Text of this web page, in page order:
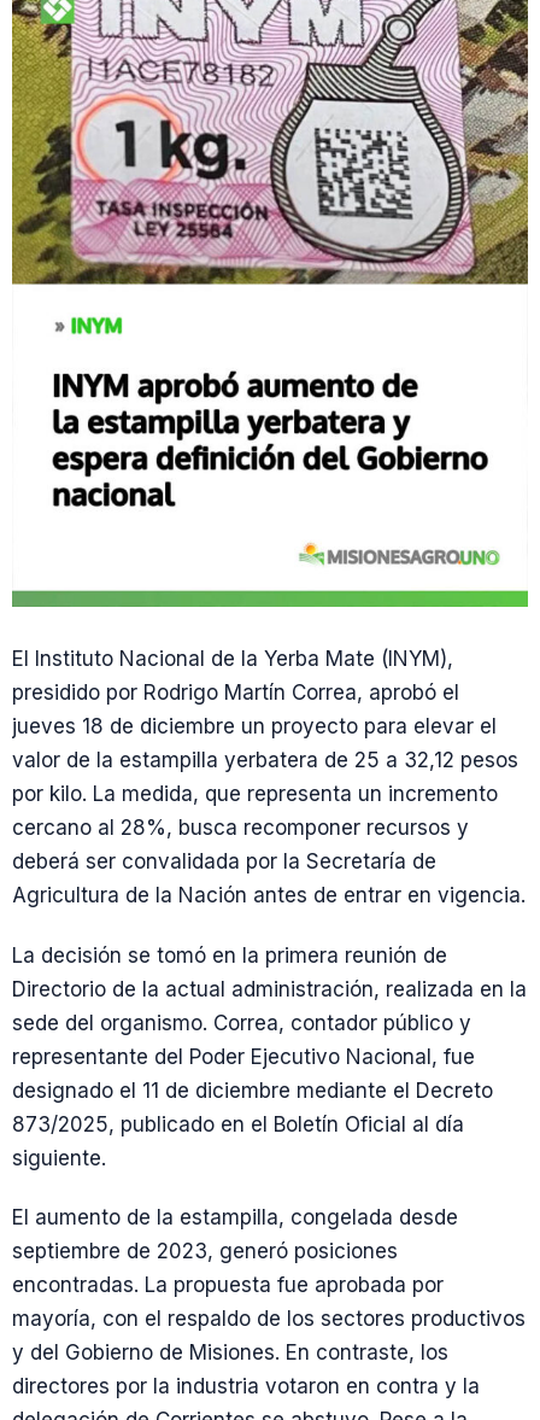
El Instituto Nacional de la Yerba Mate (INYM),
presidido por Rodrigo Martín Correa, aprobó el
jueves 18 de diciembre un proyecto para elevar el
valor de la estampilla yerbatera de 25 a 32,12 pesos
por kilo. La medida, que representa un incremento
cercano al 28%, busca recomponer recursos y
deberá ser convalidada por la Secretaría de
Agricultura de la Nación antes de entrar en vigencia.
La decisión se tomó en la primera reunión de
Directorio de la actual administración, realizada en la
sede del organismo. Correa, contador público y
representante del Poder Ejecutivo Nacional, fue
designado el 11 de diciembre mediante el Decreto
873/2025, publicado en el Boletín Oficial al día
siguiente.
El aumento de la estampilla, congelada desde
septiembre de 2023, generó posiciones
encontradas. La propuesta fue aprobada por
mayoría, con el respaldo de los sectores productivos
y del Gobierno de Misiones. En contraste, los
directores por la industria votaron en contra y la